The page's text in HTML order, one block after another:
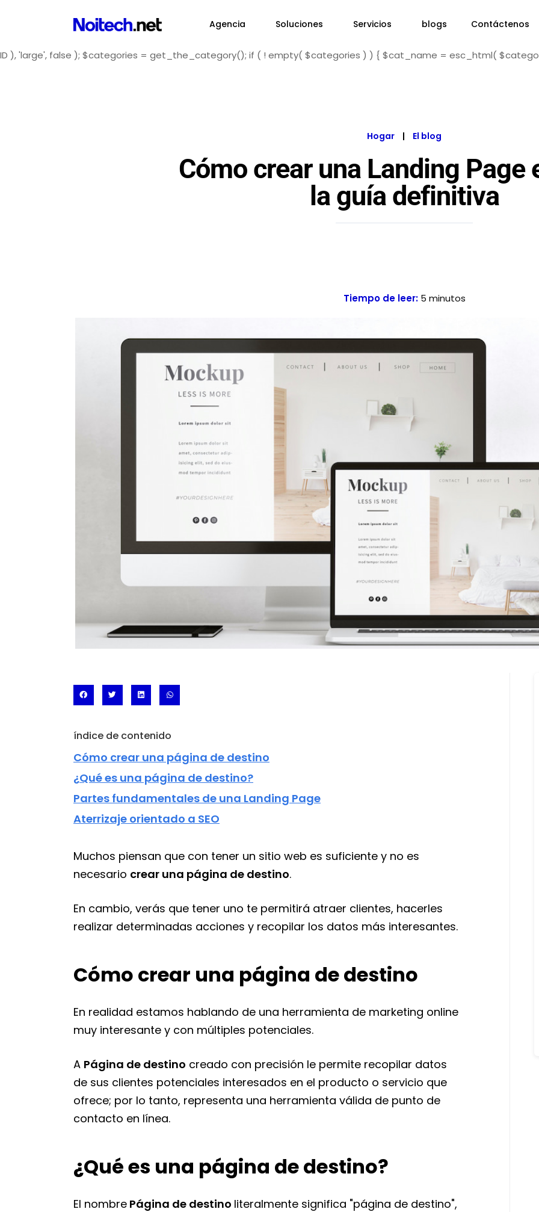
Agencia Soluciones Servicios blogs Contáctenos
ID ), 'large', false ); $categories = get_the_category(); if ( ! empty( $categories ) ) { $cat_name = esc_html(
Hogar | El blog
Cómo crear una Landing Page
la guía definitiva
Tiempo de leer: 5 minutos
índice de contenido
Cómo crear una página de destino
¿Qué es una página de destino?
Partes fundamentales de una Landing Page
Aterrizaje orientado a SEO
Muchos piensan que con tener un sitio web es suficiente y no es
necesario crear una página de destino.
En cambio, verás que tener uno te permitirá atraer clientes, hacerles
realizar determinadas acciones y recopilar los datos más interesantes.
Cómo crear una página de destino
En realidad estamos hablando de una herramienta de marketing online
muy interesante y con múltiples potenciales.
A Página de destino creado con precisión le permite recopilar datos
de sus clientes potenciales interesados en el producto o servicio que
ofrece; por lo tanto, representa una herramienta válida de punto de
contacto en línea.
¿Qué es una página de destino?
El nombre Página de destino literalmente significa "página de destino",